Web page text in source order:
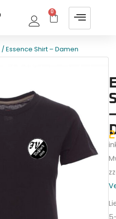
0
/ Essence Shirt – Damen
–